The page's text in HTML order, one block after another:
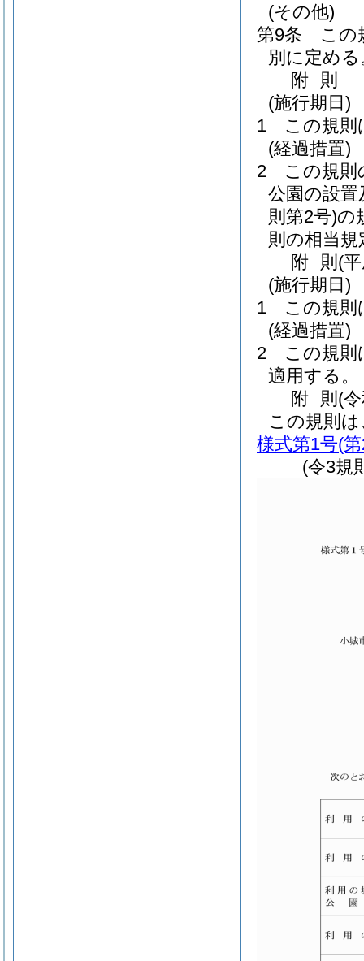
(その他)
第9条
この
別に定める
附 則
(施行期日)
1
この規則
(経過措置)
2
この規則
公園の設
則第2号)の
則の相当
附 則 (
(施行期日)
1
この規則
(経過措置)
2
この規則
適用する。
附 則 (
この規則
様式第1号(
(令3規